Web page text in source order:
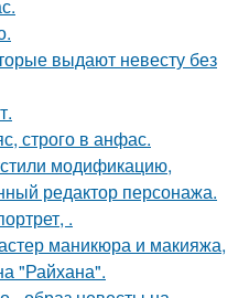
выдают невесту без
строго в анфас.
модификацию,
редактор персонажа.
.
маникюра и макияжа,
"Райхана".